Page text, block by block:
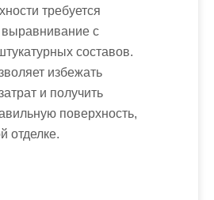
требуется
с
составов.
избежать
и получить
поверхность,
отделке.